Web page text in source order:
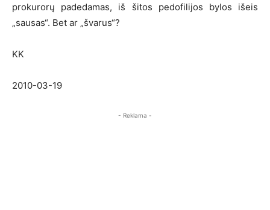
prokurorų padedamas, iš šitos pedofilijos bylos išeis
„sausas“. Bet ar „švarus“?
KK
2010-03-19
- Reklama -